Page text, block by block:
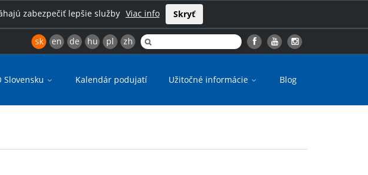
zabezpečiť lepšie služby Viac info Skryť
sk en de hu pl zh
Slovensku Kalendár podujatí Užitočné informácie Blog